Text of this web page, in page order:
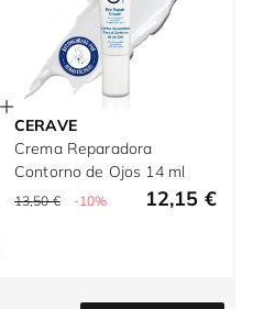
CERAVE
Crema Reparadora
Contorno de Ojos 14 ml
13,50 € -10% 12,15 €